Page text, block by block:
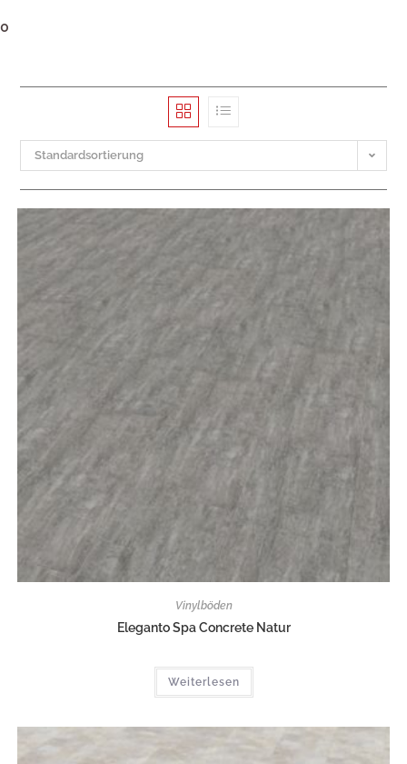
0
Standardsortierung
Vinylböden
Eleganto Spa Concrete Natur
Weiterlesen